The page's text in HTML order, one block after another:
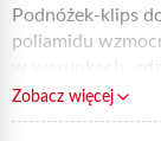
Podnóżek-klips
poliamidu
w warunkach,
referencja,
dostarczona do
Zobacz więcej